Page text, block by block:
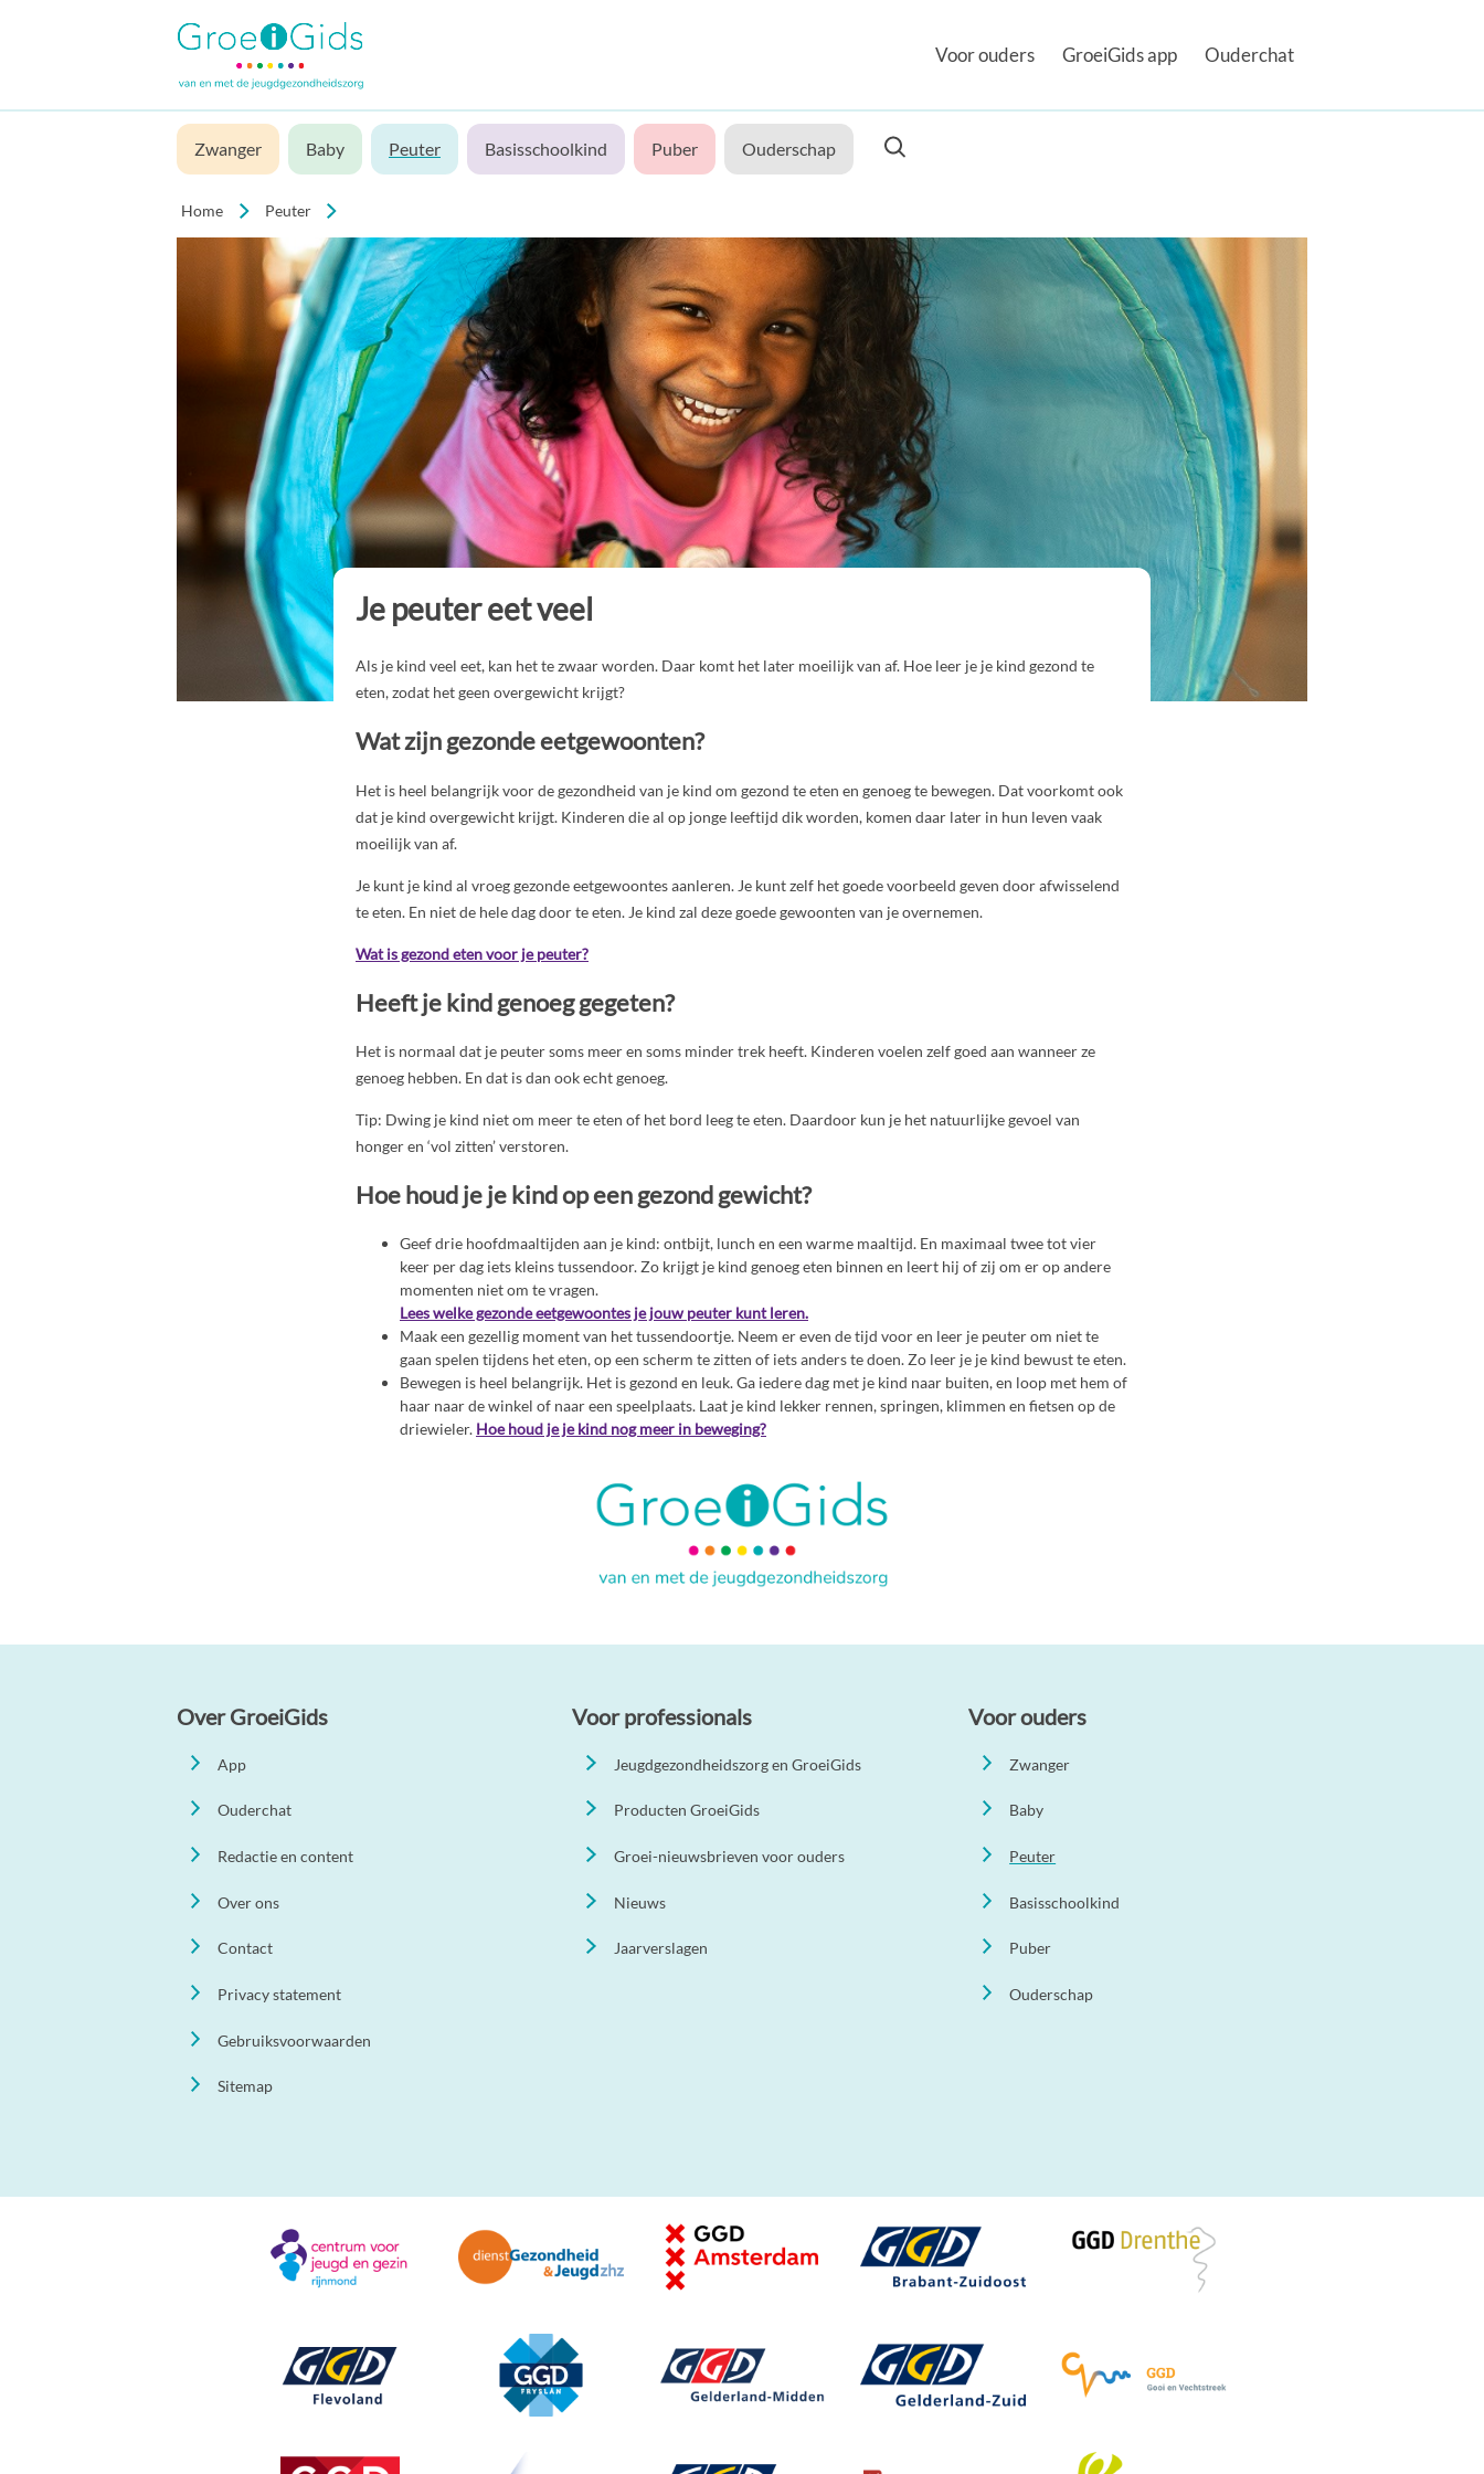
Voor ouders GroeiGids app Ouderchat
Zwanger Baby Peuter Basisschoolkind Puber Ouderschap
Home Peuter
Je peuter eet veel
Als je kind veel eet, kan het te zwaar worden. Daar komt het later moeilijk van af. Hoe leer je je kind gezond te
eten, zodat het geen overgewicht krijgt?
Wat zijn gezonde eetgewoonten?
Het is heel belangrijk voor de gezondheid van je kind om gezond te eten en genoeg te bewegen. Dat voorkomt ook
dat je kind overgewicht krijgt. Kinderen die al op jonge leeftijd dik worden, komen daar later in hun leven vaak
moeilijk van af.
Je kunt je kind al vroeg gezonde eetgewoontes aanleren. Je kunt zelf het goede voorbeeld geven door afwisselend
te eten. En niet de hele dag door te eten. Je kind zal deze goede gewoonten van je overnemen.
Wat is gezond eten voor je peuter?
Heeft je kind genoeg gegeten?
Het is normaal dat je peuter soms meer en soms minder trek heeft. Kinderen voelen zelf goed aan wanneer ze
genoeg hebben. En dat is dan ook echt genoeg.
Tip: Dwing je kind niet om meer te eten of het bord leeg te eten. Daardoor kun je het natuurlijke gevoel van
honger en ‘vol zitten’ verstoren.
Hoe houd je je kind op een gezond gewicht?
Geef drie hoofdmaaltijden aan je kind: ontbijt, lunch en een warme maaltijd. En maximaal twee tot vier
keer per dag iets kleins tussendoor. Zo krijgt je kind genoeg eten binnen en leert hij of zij om er op andere
momenten niet om te vragen.
Lees welke gezonde eetgewoontes je jouw peuter kunt leren.
Maak een gezellig moment van het tussendoortje. Neem er even de tijd voor en leer je peuter om niet te
gaan spelen tijdens het eten, op een scherm te zitten of iets anders te doen. Zo leer je je kind bewust te eten.
Bewegen is heel belangrijk. Het is gezond en leuk. Ga iedere dag met je kind naar buiten, en loop met hem of
haar naar de winkel of naar een speelplaats. Laat je kind lekker rennen, springen, klimmen en fietsen op de
driewieler. Hoe houd je je kind nog meer in beweging?
Over GroeiGids
App
Ouderchat
Redactie en content
Over ons
Contact
Privacy statement
Gebruiksvoorwaarden
Sitemap
Voor professionals
Jeugdgezondheidszorg en GroeiGids
Producten GroeiGids
Groei-nieuwsbrieven voor ouders
Nieuws
Jaarverslagen
Voor ouders
Zwanger
Baby
Peuter
Basisschoolkind
Puber
Ouderschap